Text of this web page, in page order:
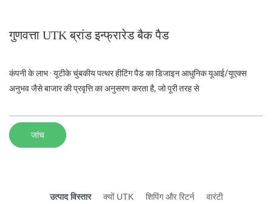
गुणवत्ता UTK ब्रांड इन्फ्रारेड बैक पैड
कंपनी के लाभ · यूटीके चुंबकीय पत्थर हीटिंग पैड का डिजाइन आधुनिक यूआई/यूएक्स
अनुभव जैसे बाजार की प्रवृत्ति का अनुसरण करता है, जो पूरी तरह से
जांच
उत्पाद विस्तार क्यों UTK शिपिंग और रिटर्न
वारंटी